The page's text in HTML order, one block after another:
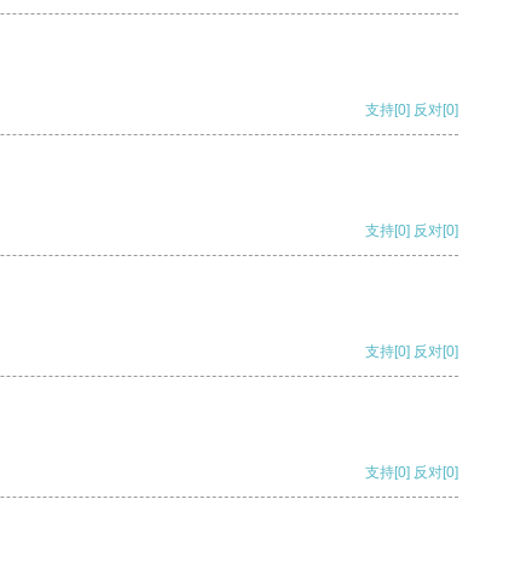
支持[0] 反对[0]
支持[0] 反对[0]
支持[0] 反对[0]
支持[0] 反对[0]